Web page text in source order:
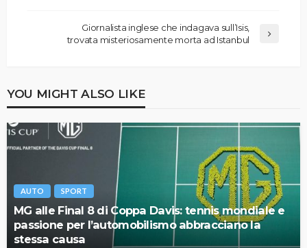
Giornalista inglese che indagava sull’Isis,
trovata misteriosamente morta ad Istanbul
YOU MIGHT ALSO LIKE
AUTO SPORT
MG alle Final 8 di Coppa Davis: tennis mondiale e
passione per l’automobilismo abbracciano la
stessa causa